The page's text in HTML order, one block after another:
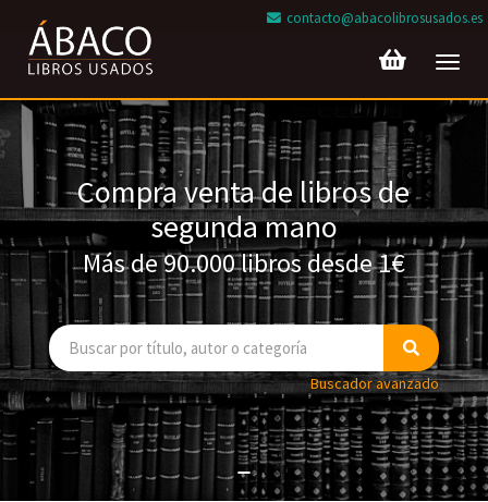
contacto@abacolibrosusados.es
Compra venta de libros de
segunda mano
Más de 90.000 libros desde 1€
Buscador avanzado